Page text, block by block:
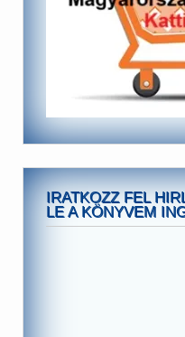
IRATKOZZ FEL
LE A KÖNYVEM